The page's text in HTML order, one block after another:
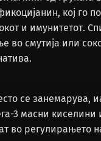
кој го
и имунитетот.
во смутија или
се занемарува,
3 масни киселини
во регулирањето